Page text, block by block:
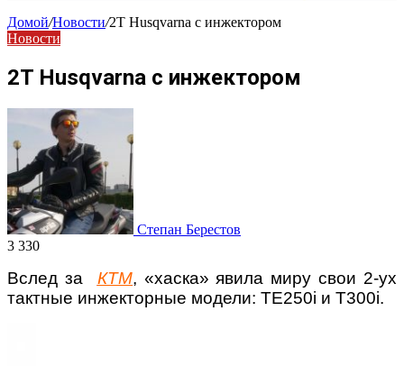
Домой/Новости/2T Husqvarna с инжектором
Новости
2T Husqvarna с инжектором
Степан Берестов
3 330
Вслед за КТМ, «хаска» явила миру свои 2-ух
тактные инжекторные модели: TE250i и T300i.